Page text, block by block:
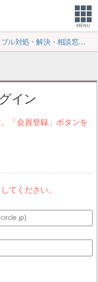
MENU
解決・相談窓口【デジタルリベンジャー】
イン
「会員登録」ボタンを
てください。